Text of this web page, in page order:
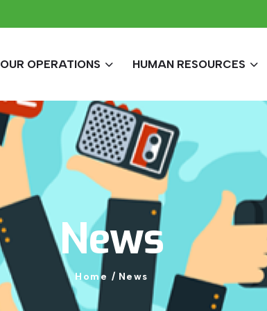
OUR OPERATIONS HUMAN RESOURCES
News
Home / News